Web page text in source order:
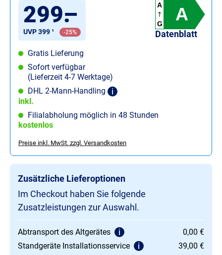
299.
–
UVP 399 ¹ -25%
A
A
G
Datenblatt
Gratis Lieferung
Sofort verfügbar
(Lieferzeit 4-7 Werktage)
DHL 2-Mann-Handling
inkl.
Filialabholung möglich in 48 Stunden
kostenlos
Preise inkl. MwSt. zzgl. Versandkosten
Zusätzliche Lieferoptionen
Im Checkout haben Sie folgende
Zusatzleistungen zur Auswahl.
0,00 €
Abtransport des Altgerätes
39,00 €
Standgeräte Installationsservice